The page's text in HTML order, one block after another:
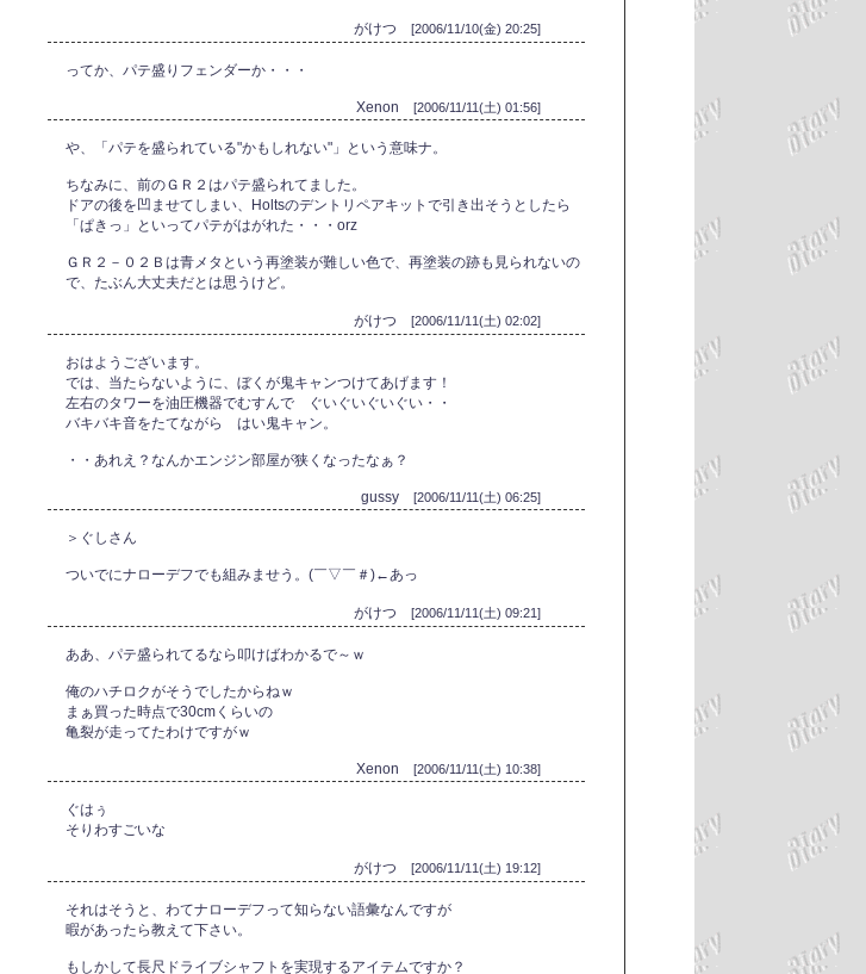
がけつ [2006/11/10(金) 20:25]
ってか、パテ盛りフェンダーか・・・
Xenon [2006/11/11(土) 01:56]
や、「パテを盛られている"かもしれない"」という意味ナ。
ちなみに、前のＧＲ２はパテ盛られてました。
ドアの後を凹ませてしまい、Holtsのデントリペアキットで引き出そうとしたら
「ぱきっ」といってパテがはがれた・・・orz
ＧＲ２－０２Ｂは青メタという再塗装が難しい色で、再塗装の跡も見られないの
で、たぶん大丈夫だとは思うけど。
がけつ [2006/11/11(土) 02:02]
おはようございます。
では、当たらないように、ぼくが鬼キャンつけてあげます！
左右のタワーを油圧機器でむすんで ぐいぐいぐいぐい・・
バキバキ音をたてながら はい鬼キャン。
・・あれえ？なんかエンジン部屋が狭くなったなぁ？
gussy [2006/11/11(土) 06:25]
＞ぐしさん
ついでにナローデフでも組みませう。(￣▽￣＃)←あっ
がけつ [2006/11/11(土) 09:21]
ああ、パテ盛られてるなら叩けばわかるで～ｗ
俺のハチロクがそうでしたからねｗ
まぁ買った時点で30cmくらいの
亀裂が走ってたわけですがｗ
Xenon [2006/11/11(土) 10:38]
ぐはぅ
そりわすごいな
がけつ [2006/11/11(土) 19:12]
それはそうと、わてナローデフって知らない語彙なんですが
暇があったら教えて下さい。
もしかして長尺ドライブシャフトを実現するアイテムですか？